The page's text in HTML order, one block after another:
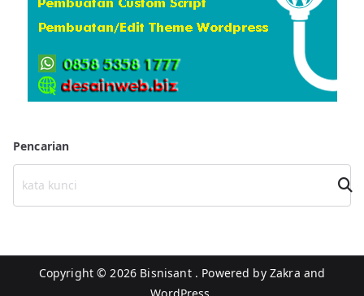
Pencarian
Cari
Copyright © 2026 Bisnisant . Powered by Zakra and